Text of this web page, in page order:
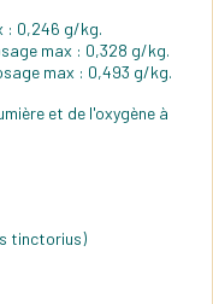
: 0,246 g/kg.
max : 0,328 g/kg.
max : 0,493 g/kg.
et de l'oxygène à
tinctorius)